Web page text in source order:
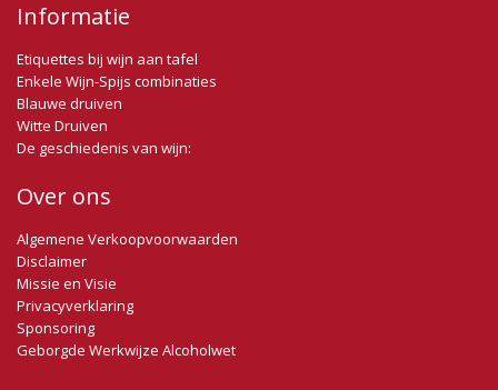
Informatie
Etiquettes bij wijn aan tafel
Enkele Wijn-Spijs combinaties
Blauwe druiven
Witte Druiven
De geschiedenis van wijn:
Over ons
Algemene Verkoopvoorwaarden
Disclaimer
Missie en Visie
Privacyverklaring
Sponsoring
Geborgde Werkwijze Alcoholwet